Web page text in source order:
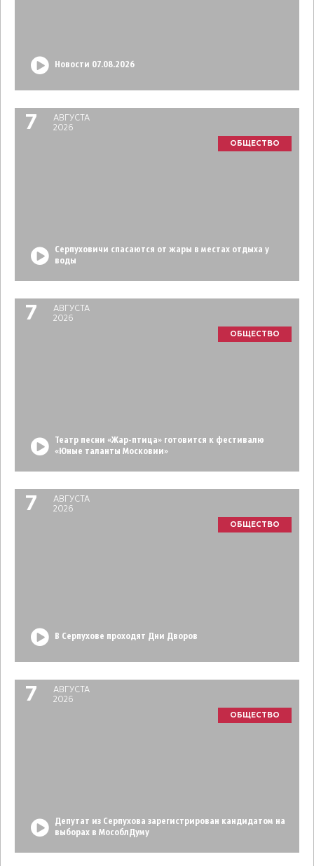
Новости 07.08.2026
7
АВГУСТА
2026
ОБЩЕСТВО
Серпуховичи спасаются от жары в местах отдыха у
воды
7
АВГУСТА
2026
ОБЩЕСТВО
Театр песни «Жар-птица» готовится к фестивалю
«Юные таланты Московии»
7
АВГУСТА
2026
ОБЩЕСТВО
В Серпухове проходят Дни Дворов
7
АВГУСТА
2026
ОБЩЕСТВО
Депутат из Серпухова зарегистрирован кандидатом на
выборах в МособлДуму